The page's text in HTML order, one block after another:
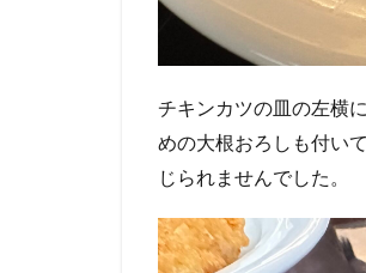
チキンカツの皿の左横
めの大根おろしも付い
じられませんでした。